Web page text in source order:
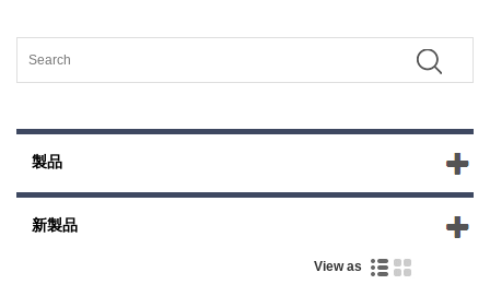
製品
新製品
View as